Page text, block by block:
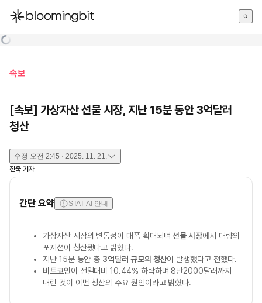
한국어
속보
[속보] 가상자산 선물 시장, 지난 15분 동안 3억달러
청산
수정 오전 2:45 · 2025. 11. 21.
진욱 기자
간단 요약 STAT AI 안내
가상자산 시장의 변동성이 대폭 확대되며선물 시장에서 대량의
포지션이 청산됐다고 밝혔다.
지난 15분 동안 총 3억달러 규모의 청산이 발생했다고 전했다.
비트코인이 전일대비 10.44% 하락하며 8만2000달러까지
내린 것이 이번 청산의 주요 원인이라고 밝혔다.